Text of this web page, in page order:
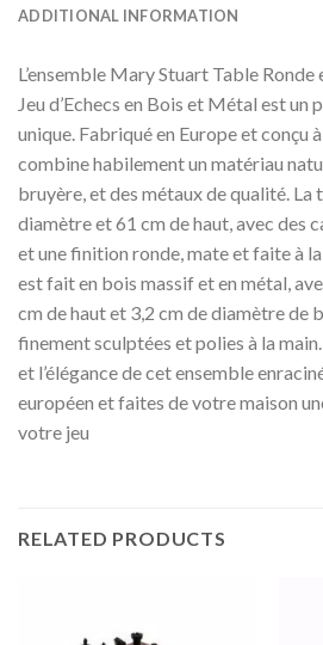
ADDITIONAL INFORMATION
L’ensemble Mary Stuart Table
Jeu d’Echecs en Bois et Métal est
unique. Fabriqué en Europe et conçu
combine habilement un matériau
bruyère, et des métaux de qualité. La
diamètre et 61 cm de haut, avec des
et une finition ronde, mate et faite à la
est fait en bois massif et en métal,
cm de haut et 3,2 cm de diamètre de
finement sculptées et polies à la
et l’élégance de cet ensemble
européen et faites de votre maison
votre jeu
RELATED PRODUCTS